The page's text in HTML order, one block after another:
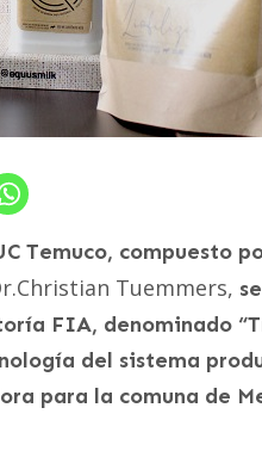
Temuco, compuesto
Tuemmers,
FIA, denominado
del sistema
para la comuna de